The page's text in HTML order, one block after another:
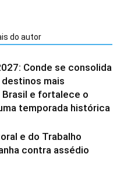
do autor
Conde se consolida
mais
e fortalece o
temporada histórica
e do Trabalho
contra assédio